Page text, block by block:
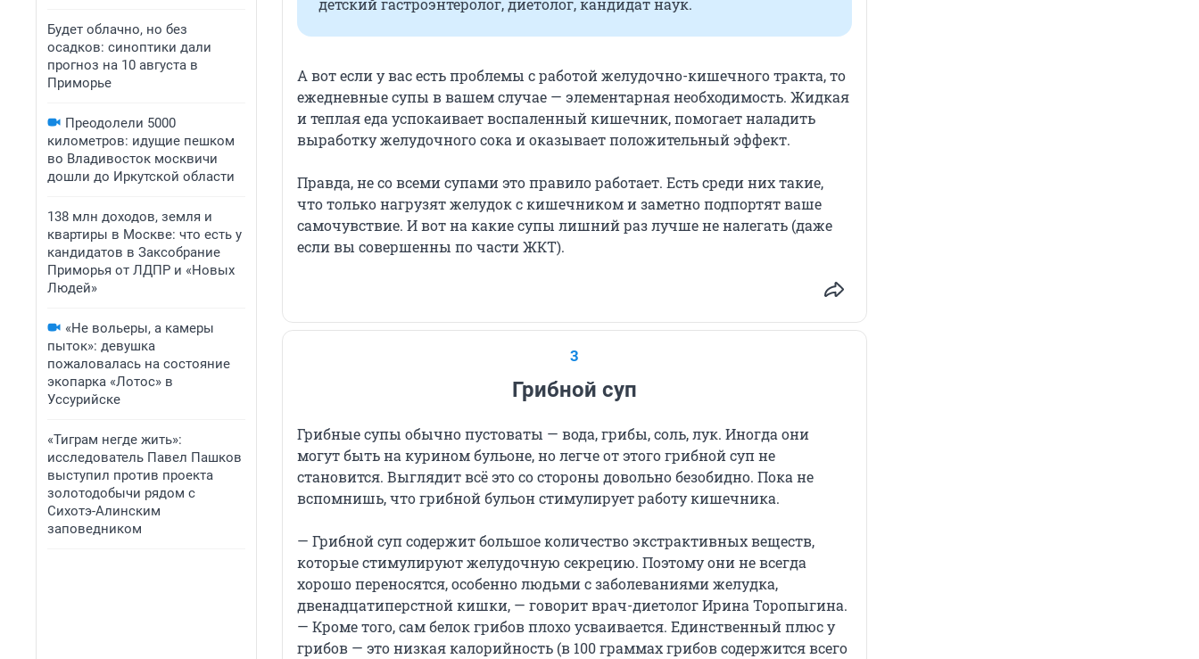
Будет облачно, но без
осадков: синоптики дали
прогноз на 10 августа в
Приморье
Преодолели 5000
километров: идущие пешком
во Владивосток москвичи
дошли до Иркутской области
138 млн доходов, земля и
квартиры в Москве: что есть у
кандидатов в Заксобрание
Приморья от ЛДПР и «Новых
Людей»
«Не вольеры, а камеры
пыток»: девушка
пожаловалась на состояние
экопарка «Лотос» в
Уссурийске
«Тиграм негде жить»:
исследователь Павел Пашков
выступил против проекта
золотодобычи рядом с
Сихотэ-Алинским
заповедником
детский гастроэнтеролог, диетолог, кандидат наук.
А вот если у вас есть проблемы с работой желудочно-кишечного тракта, то
ежедневные супы в вашем случае — элементарная необходимость. Жидкая
и теплая еда успокаивает воспаленный кишечник, помогает наладить
выработку желудочного сока и оказывает положительный эффект.
Правда, не со всеми супами это правило работает. Есть среди них такие,
что только нагрузят желудок с кишечником и заметно подпортят ваше
самочувствие. И вот на какие супы лишний раз лучше не налегать (даже
если вы совершенны по части ЖКТ).
3
Грибной суп
Грибные супы обычно пустоваты — вода, грибы, соль, лук. Иногда они
могут быть на курином бульоне, но легче от этого грибной суп не
становится. Выглядит всё это со стороны довольно безобидно. Пока не
вспомнишь, что грибной бульон стимулирует работу кишечника.
— Грибной суп содержит большое количество экстрактивных веществ,
которые стимулируют желудочную секрецию. Поэтому они не всегда
хорошо переносятся, особенно людьми с заболеваниями желудка,
двенадцатиперстной кишки, — говорит врач-диетолог Ирина Торопыгина.
— Кроме того, сам белок грибов плохо усваивается. Единственный плюс у
грибов — это низкая калорийность (в 100 граммах грибов содержится всего